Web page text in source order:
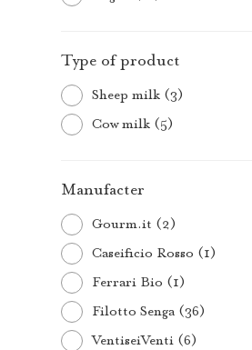
Type of product
Sheep milk (3)
Cow milk (5)
Manufacter
Gourm.it (2)
Caseificio Rosso (1)
Ferrari Bio (1)
Filotto Senga (36)
VentiseiVenti (6)